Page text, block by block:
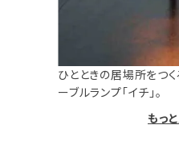
ひとときの居場所をつ
ーブルランプ「イチ」。
もっ